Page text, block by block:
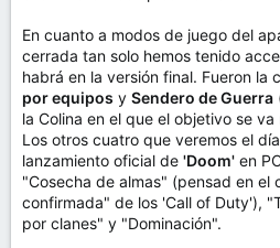
En cuanto a modos de juego del
cerrada tan solo hemos tenido
habrá en la versión final. Fueron la
por equipos y Sendero de Guerra
la Colina en el que el objetivo se
Los otros cuatro que veremos el
lanzamiento oficial de 'Doom' en
"Cosecha de almas" (pensad en el
confirmada" de los 'Call of Duty'),
por clanes" y "Dominación".